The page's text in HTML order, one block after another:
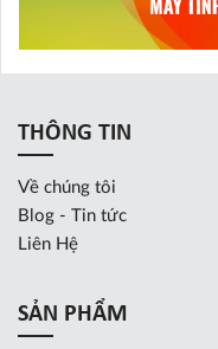
THÔNG TIN
Về chúng tôi
Blog - Tin tức
Liên Hệ
SẢN PHẨM